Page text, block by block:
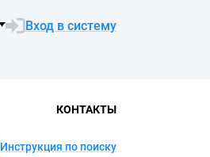
Вход в систему
КОНТАКТЫ
Инструкция по поиску